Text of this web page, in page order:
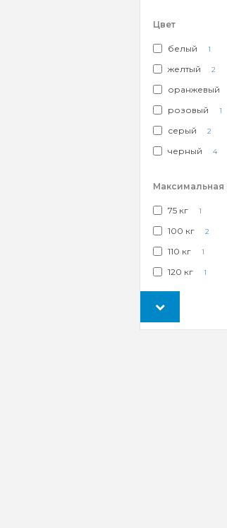
Цвет
белый 1
желтый 2
оранжевый
розовый 1
серый 2
черный 4
Максимальная
75 кг 1
100 кг 2
110 кг 1
120 кг 1